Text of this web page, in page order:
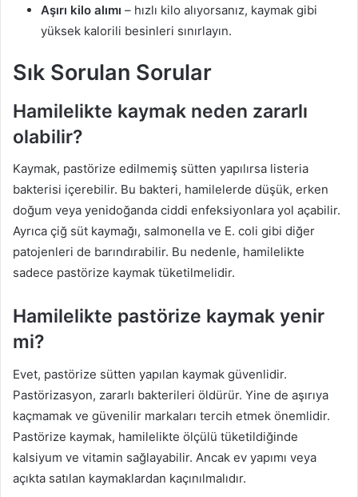
Aşırı kilo alımı – hızlı kilo alıyorsanız, kaymak gibi
yüksek kalorili besinleri sınırlayın.
Sık Sorulan Sorular
Hamilelikte kaymak neden zararlı
olabilir?
Kaymak, pastörize edilmemiş sütten yapılırsa listeria
bakterisi içerebilir. Bu bakteri, hamilelerde düşük, erken
doğum veya yenidoğanda ciddi enfeksiyonlara yol açabilir.
Ayrıca çiğ süt kaymağı, salmonella ve E. coli gibi diğer
patojenleri de barındırabilir. Bu nedenle, hamilelikte
sadece pastörize kaymak tüketilmelidir.
Hamilelikte pastörize kaymak yenir
mi?
Evet, pastörize sütten yapılan kaymak güvenlidir.
Pastörizasyon, zararlı bakterileri öldürür. Yine de aşırıya
kaçmamak ve güvenilir markaları tercih etmek önemlidir.
Pastörize kaymak, hamilelikte ölçülü tüketildiğinde
kalsiyum ve vitamin sağlayabilir. Ancak ev yapımı veya
açıkta satılan kaymaklardan kaçınılmalıdır.